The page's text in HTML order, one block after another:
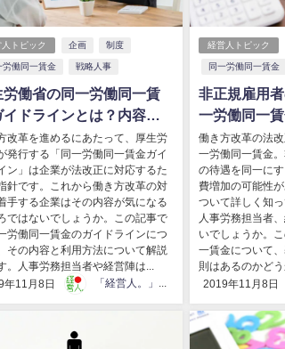
人トピック 企画 制度
労働同一賃金 戦略人事
労働省の同一労働同一賃
イドラインとは？内容を
！
改革を進めるにあたって、厚生労
発行する「同一労働同一賃金ガイ
ン」は企業が法改正に対応するた
針です。これから働き方改革の対
手する企業はその内容が気になる
ではないでしょうか。この記事で
労働同一賃金のガイドラインにつ
その内容と利用方法について解説
。人事労務担当者や経営陣は...
年11月8日
経営人トピック
同一労働同一賃金
非正規雇用
一労働同一賃
解説！
働き方改革の法
一労働同一賃金
の待遇を同一に
費増加の可能性
ついて詳しく知
人事労務担当者
いでしょうか。
一賃金について
則はあるのかどう
2019年11月8日